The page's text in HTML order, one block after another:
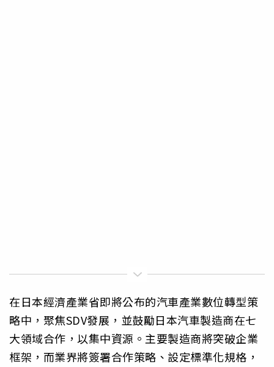
在日本經濟產業省即將公布的汽車產業數位轉型策
略中，聚焦SDV發展，並鼓勵日本汽車製造商在七
大領域合作，以集中資源。主要製造商將突破企業
框架，而業界將簽署合作策略、設定標準化規格，